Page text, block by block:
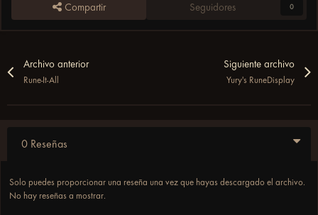
Compartir Seguidores 0
Archivo anterior
Rune-It-All
Siguiente archivo
Yury's RuneDisplay
0 Reseñas
Solo puedes proporcionar una reseña una vez que hayas descargado el archivo.
No hay reseñas a mostrar.